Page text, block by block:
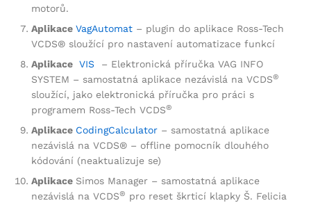
motorů.
Aplikace VagAutomat – plugin do aplikace Ross-Tech
VCDS® sloužící pro nastavení automatizace funkcí
Aplikace VIS – Elektronická příručka VAG INFO
SYSTEM – samostatná aplikace nezávislá na VCDS®
sloužící, jako elektronická příručka pro práci s
programem Ross-Tech VCDS®
Aplikace CodingCalculator – samostatná aplikace
nezávislá na VCDS® – offline pomocník dlouhého
kódování (neaktualizuje se)
Aplikace Simos Manager – samostatná aplikace
nezávislá na VCDS® pro reset škrticí klapky Š. Felicia